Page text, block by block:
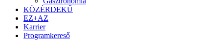
KÖZÉRDEKŰ
EZ+AZ
Karrier
Programkereső